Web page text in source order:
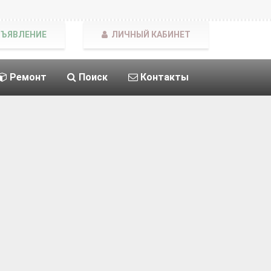
Ремонт Поиск Контакты
ЛИЧНЫЙ КАБИНЕТ